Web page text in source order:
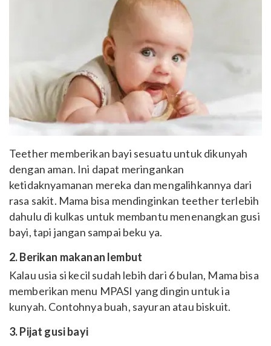
Teether memberikan bayi sesuatu untuk dikunyah
dengan aman. Ini dapat meringankan
ketidaknyamanan mereka dan mengalihkannya dari
rasa sakit. Mama bisa mendinginkan teether terlebih
dahulu di kulkas untuk membantu menenangkan gusi
bayi, tapi jangan sampai beku ya.
2. Berikan makanan lembut
Kalau usia si kecil sudah lebih dari 6 bulan, Mama bisa
memberikan menu MPASI yang dingin untuk ia
kunyah. Contohnya buah, sayuran atau biskuit.
3. Pijat gusi bayi